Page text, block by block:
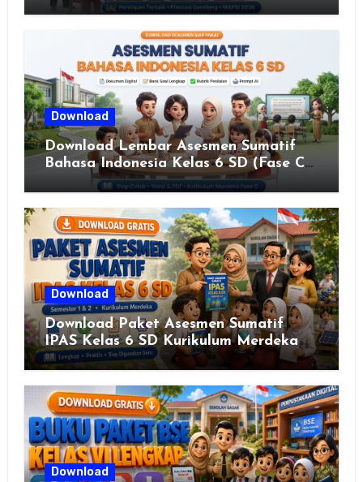
SEKOLAH DASAR XXVII PROVINSI
JAWA TENGAH TAHUN 2026
Download
Download Lembar Asesmen Sumatif
Bahasa Indonesia Kelas 6 SD (Fase C)
– Bank Soal & Rubrik Penilaian
Download
Download Paket Asesmen Sumatif
IPAS Kelas 6 SD Kurikulum Merdeka
Lengkap Semester 1 & 2
Download